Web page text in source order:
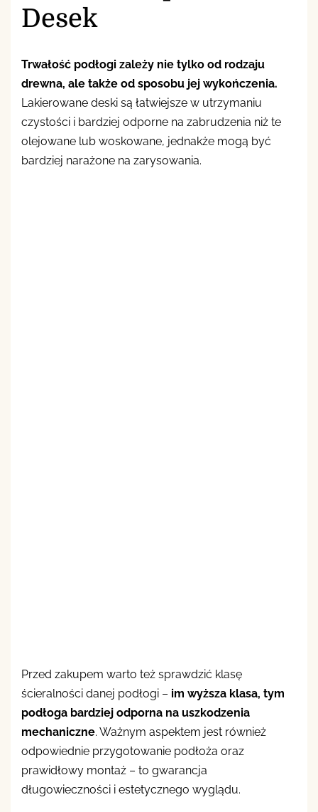
Desek
Trwałość podłogi zależy nie tylko od rodzaju
drewna, ale także od sposobu jej wykończenia.
Lakierowane deski są łatwiejsze w utrzymaniu
czystości i bardziej odporne na zabrudzenia niż te
olejowane lub woskowane, jednakże mogą być
bardziej narażone na zarysowania.
Przed zakupem warto też sprawdzić klasę
ścieralności danej podłogi – im wyższa klasa, tym
podłoga bardziej odporna na uszkodzenia
mechaniczne. Ważnym aspektem jest również
odpowiednie przygotowanie podłoża oraz
prawidłowy montaż – to gwarancja
długowieczności i estetycznego wyglądu.